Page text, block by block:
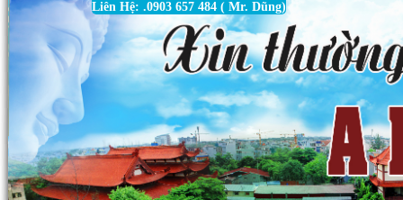
Liên Hệ: .0903 657 484 ( Mr. Dũng)